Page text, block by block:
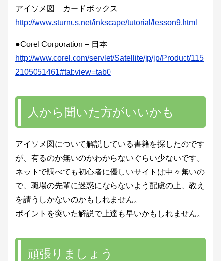
アイソメ図 カードボックス
http://www.sturnus.net/inkscape/tutorial/lesson9.html
●Corel Corporation – 日本
http://www.corel.com/servlet/Satellite/jp/jp/Product/115
2105051461#tabview=tab0
人から聞いた方がいいかも
アイソメ図について解説している書籍を探したのです
が、有るのか無いのかわからないぐらい少ないです。
ネットで調べても初心者に優しいサイトは中々無いの
で、職場の先輩に迷惑にならないよう配慮の上、教え
を請うしかないのかもしれません。
ポイントを突いた解説で上達も早いかもしれません。
頑張りましょう